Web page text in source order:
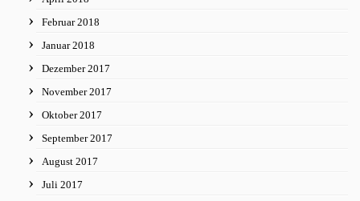
Februar 2018
Januar 2018
Dezember 2017
November 2017
Oktober 2017
September 2017
August 2017
Juli 2017